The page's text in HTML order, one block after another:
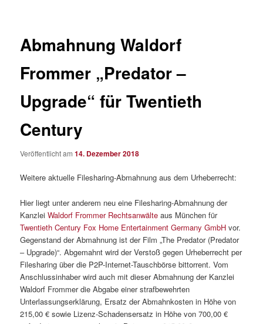
Abmahnung Waldorf
Frommer „Predator –
Upgrade“ für Twentieth
Century
Veröffentlicht am14. Dezember 2018
Weitere aktuelle Filesharing-Abmahnung aus dem Urheberrecht:
Hier liegt unter anderem neu eine Filesharing-Abmahnung der
KanzleiWaldorf Frommer Rechtsanwälte aus München für
Twentieth Century Fox Home Entertainment Germany GmbH vor.
Gegenstand der Abmahnung ist der Film „The Predator (Predator
– Upgrade)“. Abgemahnt wird der Verstoß gegen Urheberrecht per
Filesharing über die P2P-Internet-Tauschbörse bittorrent. Vom
Anschlussinhaber wird auch mit dieser Abmahnung der Kanzlei
Waldorf Frommer die Abgabe einer strafbewehrten
Unterlassungserklärung, Ersatz der Abmahnkosten in Höhe von
215,00 € sowie Lizenz-Schadensersatz in Höhe von 700,00 €